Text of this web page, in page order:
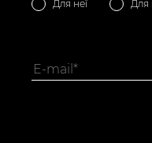
Для неї Для